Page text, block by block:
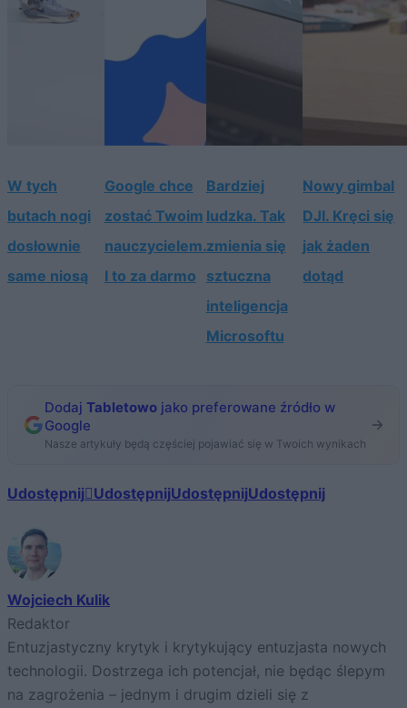
W tych
butach nogi
dosłownie
same niosą
Google chce
zostać Twoim
nauczycielem.
I to za darmo
Bardziej
ludzka. Tak
zmienia się
sztuczna
inteligencja
Microsoftu
Nowy gimbal
DJI. Kręci się
jak żaden
dotąd
Dodaj Tabletowo jako preferowane źródło w
Google
Nasze artykuły będą częściej pojawiać się w Twoich wynikach
Udostępnij UdostępnijUdostępnijUdostępnij
Wojciech Kulik
Redaktor
Entuzjastyczny krytyk i krytykujący entuzjasta nowych
technologii. Dostrzega ich potencjał, nie będąc ślepym
na zagrożenia – jednym i drugim dzieli się z